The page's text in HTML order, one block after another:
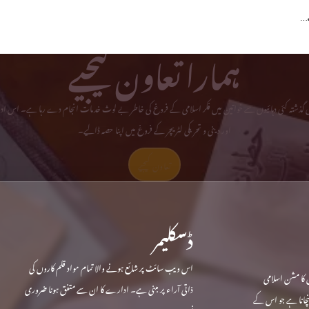
ہمارا تعاون کیجیے
گذشتہ کئی دہائیوں سے خواتین میں فکر اسلامی کے فروغ کی خاطر بے لوث خدمات انجام دے رہا ہے۔ اس
اور دینی و تحریکی لٹریچر کے فروغ میں اپنا حصہ ڈالیے۔
کا مشن اسلامی
ہے جو اس کے
ڈسکلیمر
اس ویب سائٹ پر شائع ہونے والا تمام مواد قلم کاروں کی
ذاتی آراء پر مبنی ہے۔ ادارے کا ان سے متفق ہونا ضروری